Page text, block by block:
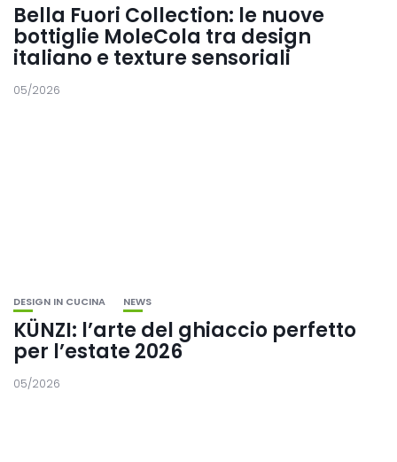
Bella Fuori Collection: le nuove
bottiglie MoleCola tra design
italiano e texture sensoriali
05/2026
DESIGN IN CUCINA NEWS
KÜNZI: l’arte del ghiaccio perfetto
per l’estate 2026
05/2026